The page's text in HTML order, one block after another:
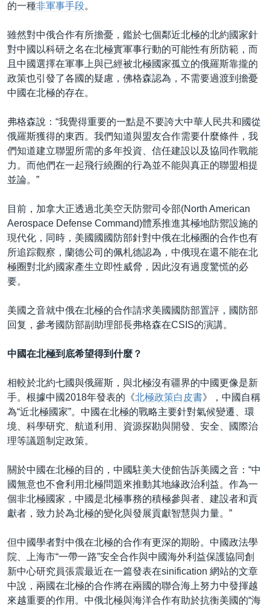
的一種非軍事手段。
雖然對中俄合作有所擔憂，鑑於七個鄰近北極的北約國家針
對中國以科研之名在北極實軍事行動的可能性有所防範，而
且中國選擇在軍事上與已經被北極國家孤立的俄羅斯靠攏的
政策也引發了各國的疑慮，佛格森認為，不需要過渡到擔憂
中國在北極的存在。
弗格森說：“我覺得重要的一點是不要誇大中華人民共和國從
俄羅斯獲得的東西。我們知道與盟友合作需要什麼條件，我
們知道建立聯盟所需的多年投資、信任建設以及協同作戰能
力。而他們在一起飛行繞圈的行為並不能與真正的聯盟相提
並論。”
目前，加拿大正透過北美空天防禦司令部(North American
Aerospace Defense Command)體系推進其極地防禦設施的
現代化，同時，美國國國防部針對中俄在北極圈的合作也有
所追踪觀察，蘭德公司的佩札德認為，中俄現在還不能在北
極圈對北約國家產生立即性威脅，因此沒有過度驚慌的必
要。
美國之音就中俄在北極的合作請求美國國防部置評，國防部
回复，參考國防部副助理部長弗格森在CSIS的演講。
中國在北極到底希望得到什麼？
相較於北約七國與俄羅斯，與北極沒有疆界的中國更像是新
手。根據中國2018年發表的《北極政策白皮書》，中國自稱
為“近北極國家”。中國在北極的戰略主要針對氣候變遷、環
境、科學研究、航道利用、資源探勘與開發、安全、國際治
理等議題制定政策。
關於中國在北極的目的，中國駐美大使館告訴美國之音：“中
國無意也不會利用北極問題來推動其地緣政治利益。作為一
個非北極國家，中國是北極事務的積極參與者、建設者和貢
獻者，致力於為北極的變化與發展貢獻智慧與力量。”
但中國學者對中俄在北極的合作有更深的期盼。中國政法學
院、上海市“一帶一路”安全合作與中國海外利益保護協同創
新中心研究員張震最近在一篇發表在sinification 網站的文章
中說，兩國在北極的合作將在兩國的聯合海上努力中發揮越
來越重要的作用。中俄北極與海洋合作有助於抗衡美國的“海